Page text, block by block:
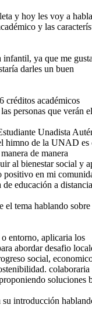
y hoy les voy a
y las
infantil, ya que me
darles un buen
créditos académicos
personas que verán
Unadista
himno de la UNAD es
de manera
al bienestar social y
positivo en mi
educación a
tema hablando sobre
entorno, aplicaria los
abordar desafio
social,
colaboraria
soluciones
introducción